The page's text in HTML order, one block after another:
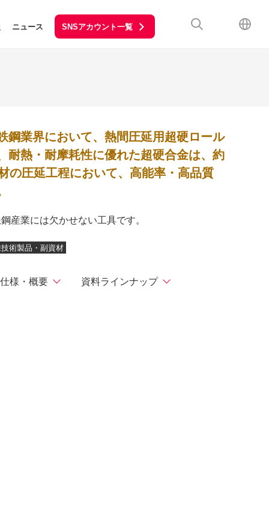
ニュース SNSアカウント一覧
鋼業界において、熱間圧延用超硬ロール
耐熱・耐摩耗性に優れた超硬合金は、約
の圧延工程において、高能率・高品質
産業には欠かせない工具です。
術製品・副資材
様・概要 資料ラインナップ